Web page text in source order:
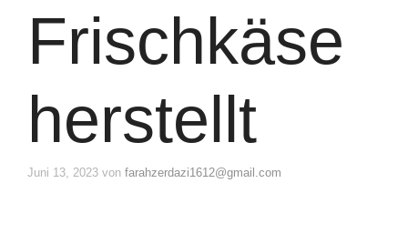
Frischkäse
herstellt
Juni 13, 2023 von farahzerdazi1612@gmail.com